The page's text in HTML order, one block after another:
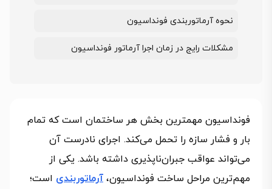
نحوه آرماتوربندی فونداسیون
مشکلات رایج در زمان اجرا آرماتور فونداسیون
فونداسیون مهمترین بخش هر ساختمان است که تمام
بار و فشار سازه را تحمل می‌کند. اجرای نادرست آن
می‌تواند عواقب جبران‌ناپذیری داشته باشد. یکی از
مهم‌ترین مراحل ساخت فونداسیون، آرماتوربندی است؛